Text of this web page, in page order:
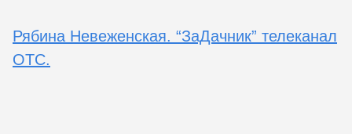
Рябина Невеженская. “ЗаДачник” телеканал
ОТС.